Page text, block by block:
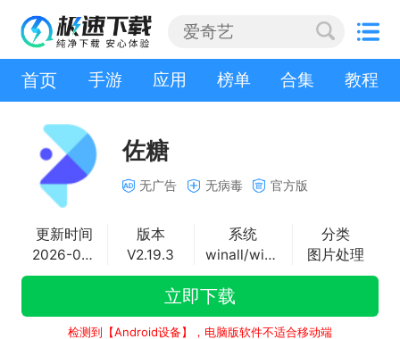
首页 手游 应用 榜单 合集 教程
佐糖
无广告 无病毒 官方版
更新时间
2026-02-26
版本
V2.19.3
系统
winall/win7/win10/win11
分类
图片处理
立即下载
检测到【Android设备】，电脑版软件不适合移动端